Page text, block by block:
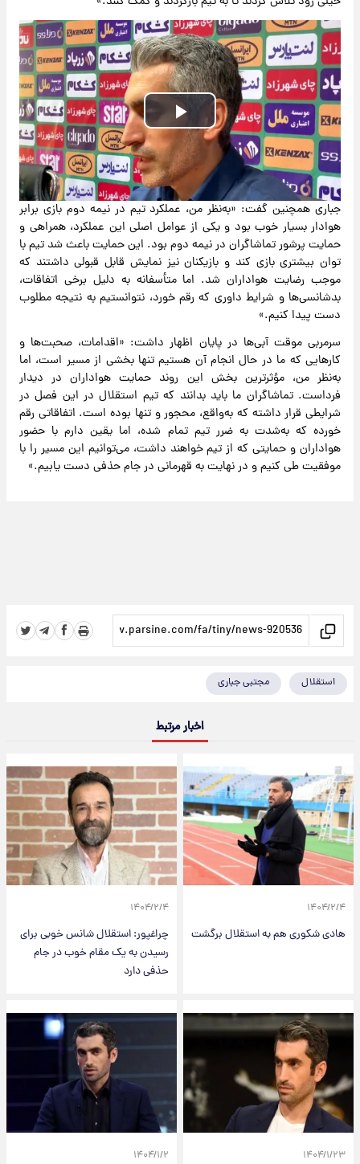
Play
Video
جباری همچنین گفت: «به‌نظر من، عملکرد تیم در نیمه دوم بازی برابر
هوادار بسیار خوب بود و یکی از عوامل اصلی این عملکرد، همراهی و
حمایت پرشور تماشاگران در نیمه دوم بود. این حمایت باعث شد تیم با
توان بیشتری بازی کند و بازیکنان نیز نمایش قابل قبولی داشتند که
موجب رضایت هواداران شد. اما متأسفانه به دلیل برخی اتفاقات،
بدشانسی‌ها و شرایط داوری که رقم خورد، نتوانستیم به نتیجه مطلوب
دست پیدا کنیم.»
سرمربی موقت آبی‌ها در پایان اظهار داشت: «اقدامات، صحبت‌ها و
کارهایی که ما در حال انجام آن هستیم تنها بخشی از مسیر است، اما
به‌نظر من، مؤثرترین بخش این روند حمایت هواداران در دیدار
فرداست. تماشاگران ما باید بدانند که تیم استقلال در این فصل در
شرایطی قرار داشته که به‌واقع، محجور و تنها بوده است. اتفاقاتی رقم
خورده که به‌شدت به ضرر تیم تمام شده، اما یقین دارم با حضور
هواداران و حمایتی که از تیم خواهند داشت، می‌توانیم این مسیر را با
موفقیت طی کنیم و در نهایت به قهرمانی در جام حذفی دست یابیم.»
استقلال مجتبی جباری
اخبار مرتبط
۱۴۰۴/۲/۴
هادی شکوری هم به استقلال برگشت
۱۴۰۴/۲/۴
چراغپور: استقلال شانس خوبی برای
رسیدن به یک مقام خوب در جام
حذفی دارد
۱۴۰۴/۱/۲۳ ۱۴۰۴/۱/۲